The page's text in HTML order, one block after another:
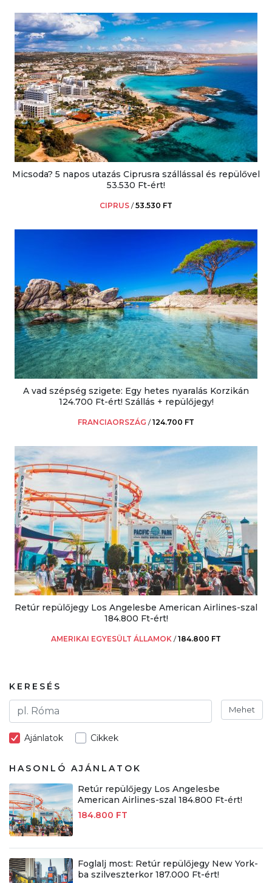
Micsoda? 5 napos utazás Ciprusra szállással és repülővel
53.530 Ft-ért!
CIPRUS /53.530 FT
A vad szépség szigete: Egy hetes nyaralás Korzikán
124.700 Ft-ért! Szállás + repülőjegy!
FRANCIAORSZÁG /124.700 FT
Retúr repülőjegy Los Angelesbe American Airlines-szal
184.800 Ft-ért!
AMERIKAI EGYESÜLT ÁLLAMOK /184.800 FT
KERESÉS
Mehet
Ajánlatok Cikkek
HASONLÓ AJÁNLATOK
Retúr repülőjegy Los Angelesbe
American Airlines-szal 184.800 Ft-ért!
184.800 FT
Foglalj most: Retúr repülőjegy New York-
ba szilveszterkor 187.000 Ft-ért!